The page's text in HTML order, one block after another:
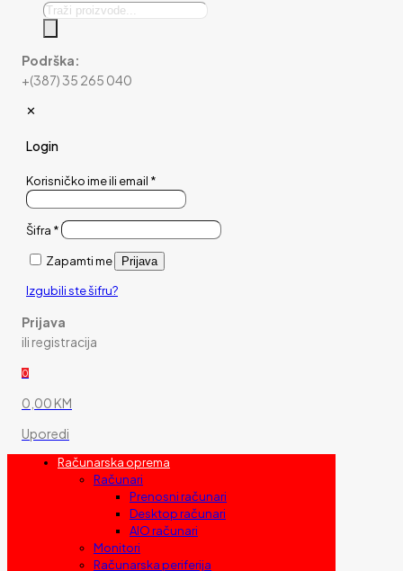
Products
Podrška:
+(387) 35 265 040
✕
Login
Korisničko ime ili email *
Šifra *
Zapamti me Prijava
Izgubili ste šifru?
Prijava
ili registracija
0
0,00 KM
Uporedi
Računarska oprema
Računari
Prenosni računari
Desktop računari
AIO računari
Monitori
Računarska periferija